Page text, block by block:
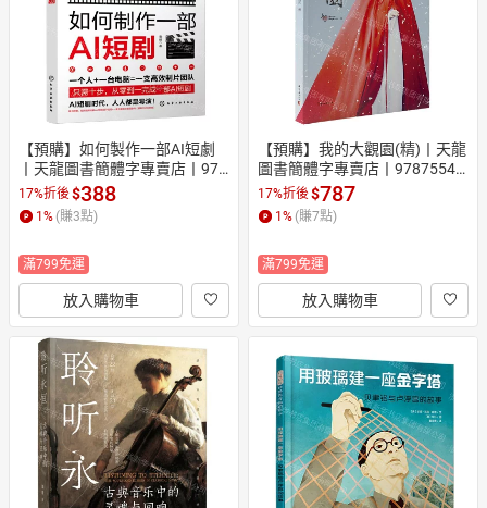
日本購物 電子/紙本書
HOT
【預購】如何製作一部AI短劇
丨天龍圖書簡體字專賣店丨978
7122501370 (tl2610)
17%折後$388
1 % (賺3點)
滿799免運
放入購物車
【預購】我的大觀園(精)丨天龍
圖書簡體字專賣店丨97875540
34514 (tl2610)
17%折後$787
1 % (賺7點)
滿799免運
放入購物車